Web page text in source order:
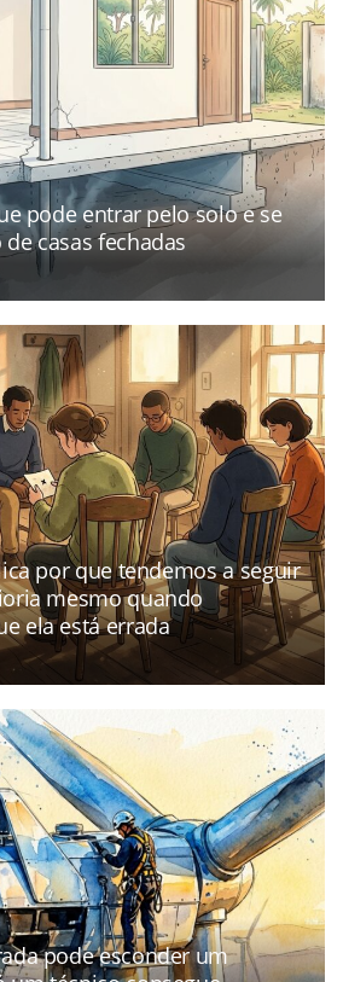
pode entrar pelo solo e se
casas fechadas
por que tendemos a seguir
mesmo quando
ela está errada
pode esconder um